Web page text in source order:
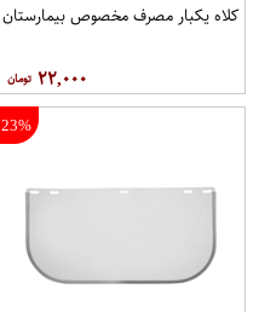
کلاه يکبار مصرف مخصوص بيمارستان
۲۲,۰۰۰
23%